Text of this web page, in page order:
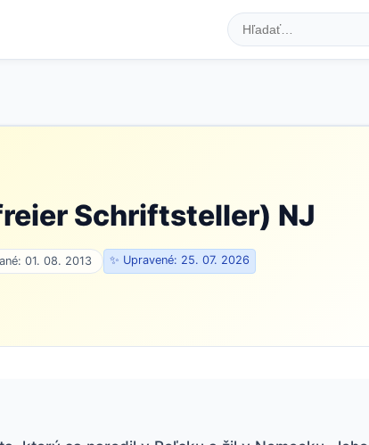
Schriftsteller) NJ
01. 08. 2013 ✨ Upravené: 25. 07. 2026